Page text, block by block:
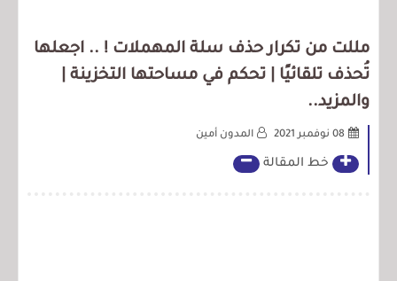
مللت من تكرار حذف سلة المهملات ! .. اجعلها
تُحذف تلقائيًا | تحكم في مساحتها التخزينة |
والمزيد..
08 نوفمبر 2021 المدون أمين
خط المقالة